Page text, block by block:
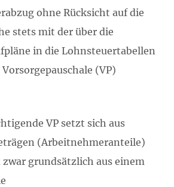
ohne Rücksicht auf die
stets mit der über die
in die Lohnsteuertabellen
(VP)
VP setzt sich aus
(Arbeitnehmeranteile)
grundsätzlich aus einem